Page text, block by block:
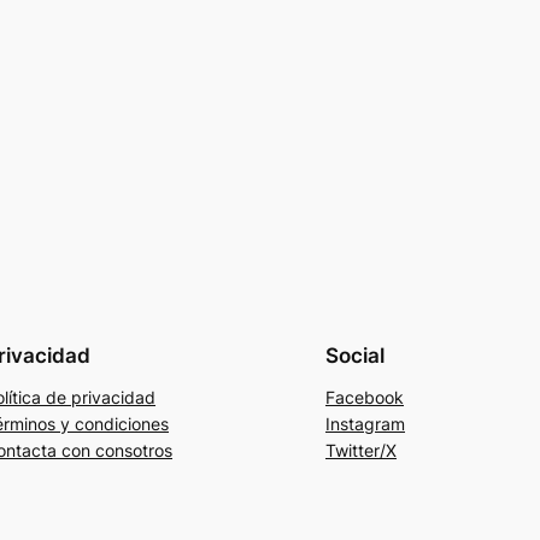
de privacidad
y condiciones
con consotros
Social
Facebook
Instagram
Twitter/X